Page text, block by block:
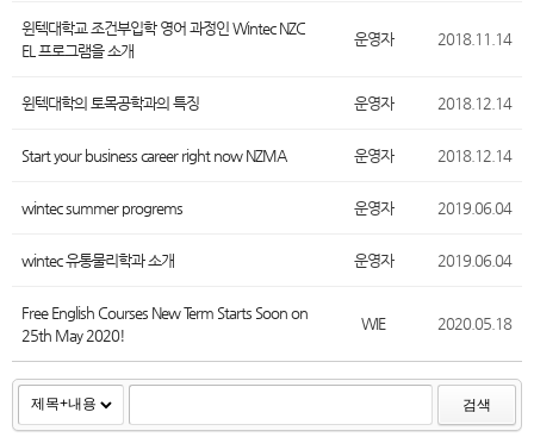
윈텍대학교 조건부입학 영어 과정인 Wintec NZC
EL 프로그램을 소개
운영자 2018.11.14
윈텍대학의 토목공학과의 특징 운영자 2018.12.14
Start your business career right now NZMA 운영자 2018.12.14
wintec summer progrems 운영자 2019.06.04
wintec 유통물리학과 소개 운영자 2019.06.04
Free English Courses New Term Starts Soon on
25th May 2020!
WIE 2020.05.18
검색